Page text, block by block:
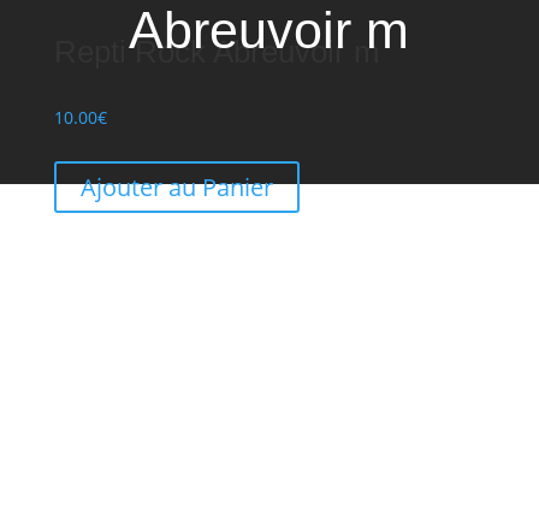
Abreuvoir m
Repti Rock Abreuvoir m
10.00€
Ajouter au Panier